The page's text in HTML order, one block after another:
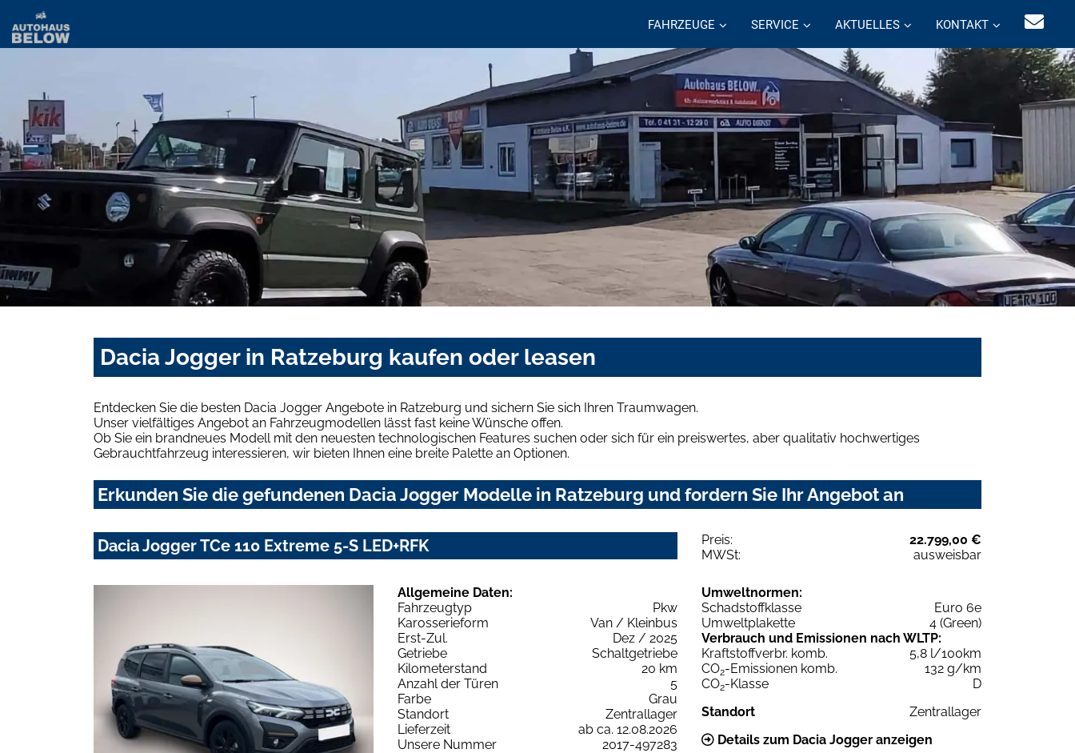
FAHRZEUGE SERVICE AKTUELLES KONTAKT
Dacia Jogger in Ratzeburg kaufen oder leasen
Entdecken Sie die besten Dacia Jogger Angebote in Ratzeburg und sichern Sie sich Ihren Traumwagen.
Unser vielfältiges Angebot an Fahrzeugmodellen lässt fast keine Wünsche offen.
Ob Sie ein brandneues Modell mit den neuesten technologischen Features suchen oder sich für ein preiswertes, aber qualitativ hochwertiges
Gebrauchtfahrzeug interessieren, wir bieten Ihnen eine breite Palette an Optionen.
Erkunden Sie die gefundenen Dacia Jogger Modelle in Ratzeburg und fordern Sie Ihr Angebot an
Dacia Jogger TCe 110 Extreme 5-S LED+RFK Preis:
22.799,00 €
MWSt:
ausweisbar
Allgemeine Daten:
Fahrzeugtyp
Pkw
Karosserieform
Van / Kleinbus
Erst-Zul.
Dez / 2025
Getriebe
Schaltgetriebe
Kilometerstand
20 km
Anzahl der Türen
5
Farbe
Grau
Standort
Zentrallager
Lieferzeit
ab ca. 12.08.2026
Unsere Nummer
2017-497283
Umweltnormen:
Schadstoffklasse
Euro 6e
Umweltplakette
4 (Green)
Verbrauch und Emissionen nach WLTP:
Kraftstoffverbr. komb.
5,8 l/100km
CO2-Emissionen komb.
132 g/km
CO2-Klasse
D
Standort
Zentrallager
Details zum Dacia Jogger anzeigen